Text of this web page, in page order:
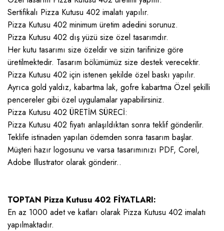
Sertifikalı Pizza Kutusu 402 imalatı yapılır.
Pizza Kutusu 402 minimum üretim adedini sorunuz.
Pizza Kutusu 402 dış yüzü size özel tasarımdır.
Her kutu tasarımı size özeldir ve sizin tarifinize göre
üretilmektedir. Tasarım bölümümüz size destek verecektir.
Pizza Kutusu 402 için istenen şekilde özel baskı yapılır.
Ayrıca gold yaldız, kabartma lak, gofre kabartma Özel şekilli
pencereler gibi özel uygulamalar yapabilirsiniz.
Pizza Kutusu 402 ÜRETİM SÜRECİ:
Pizza Kutusu 402 fiyatı anlaşıldıktan sonra teklif gönderilir.
Teklife istinaden yapılan ödemden sonra tasarım başlar.
Müşteri hazır logosunu ve varsa tasarımınızı PDF, Corel,
Adobe Illustrator olarak gönderir..
TOPTAN Pizza Kutusu 402 FİYATLARI:
En az 1000 adet ve katları olarak Pizza Kutusu 402 imalatı
yapılmaktadır.